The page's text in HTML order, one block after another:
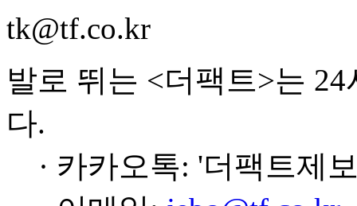
tk@tf.co.kr
발로 뛰는 <더팩트>는
다.
· 카카오톡: '더팩트제